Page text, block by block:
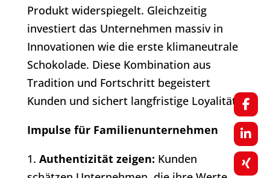
Produkt widerspiegelt. Gleichzeitig
investiert das Unternehmen massiv in
Innovationen wie die erste klimaneutrale
Schokolade. Diese Kombination aus
Tradition und Fortschritt begeistert
Kunden und sichert langfristige Loyalität.
Impulse für Familienunternehmen
1. Authentizität zeigen: Kunden